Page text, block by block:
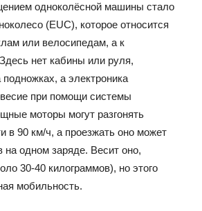
одноколёсной машины стало
(EUC), которое относится
или велосипедам, а к
нет кабины или руля,
подножках, а электроника
при помощи системы
моторы могут разгонять
в 90 км/ч, а проезжать оно может
на одном заряде. Весит оно,
30-40 килограммов), но этого
мобильность.